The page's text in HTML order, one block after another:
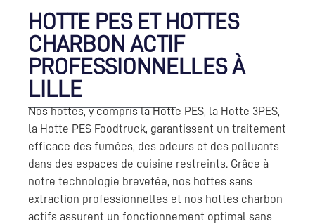
HOTTE PES ET HOTTES
CHARBON ACTIF
PROFESSIONNELLES À
LILLE
Nos hottes, y compris la Hotte PES, la Hotte 3PES,
la Hotte PES Foodtruck, garantissent un traitement
efficace des fumées, des odeurs et des polluants
dans des espaces de cuisine restreints. Grâce à
notre technologie brevetée, nos hottes sans
extraction professionnelles et nos hottes charbon
actifs assurent un fonctionnement optimal sans